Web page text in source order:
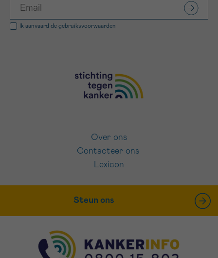
Ik aanvaard de gebruiksvoorwaarden
Over ons
Contacteer ons
Lexicon
Steun ons